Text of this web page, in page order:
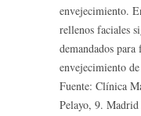
envejecimiento.
rellenos faciales
demandados
envejecimiento
Fuente: Clínica
Pelayo, 9.